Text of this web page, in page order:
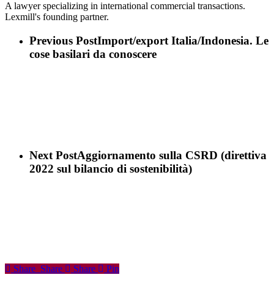
A lawyer specializing in international commercial transactions.
Lexmill's founding partner.
Previous PostImport/export Italia/Indonesia. Le
cose basilari da conoscere
Next PostAggiornamento sulla CSRD (direttiva
2022 sul bilancio di sostenibilità)
Share
Share Share Share
Pin